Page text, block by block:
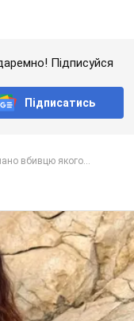
своєї краси та
молодість,
надзвичайного